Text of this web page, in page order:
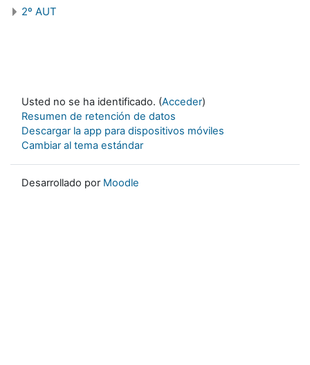
2º AUT
Usted no se ha identificado. (Acceder)
Resumen de retención de datos
Descargar la app para dispositivos móviles
Cambiar al tema estándar
Desarrollado por Moodle